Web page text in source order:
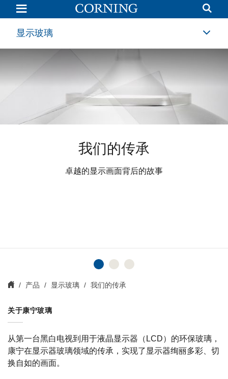
Legacy
|
History显示玻璃
我们的传承
卓越的显示画面背后的故事
玻璃之旅
探索玻璃科技奇妙世界
新世界，新“视”角
玻璃创新承载数字化之旅
产品 显示玻璃 我们的传承
关于康宁玻璃
从第一台黑白电视到用于液晶显示器（LCD）的环保玻璃，
康宁在显示器玻璃领域的传承，实现了显示器绚丽多彩、切
换自如的画面。